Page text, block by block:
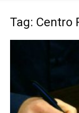
Tag: Centro